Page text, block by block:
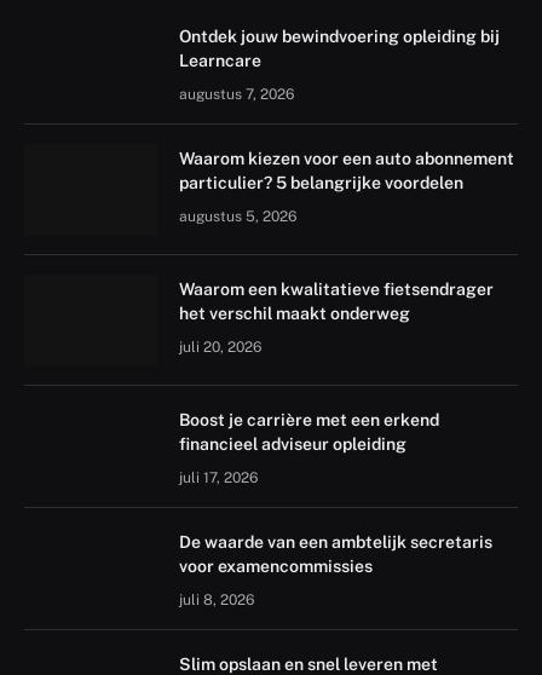
Ontdek jouw bewindvoering opleiding bij
Learncare
augustus 7, 2026
Waarom kiezen voor een auto abonnement
particulier? 5 belangrijke voordelen
augustus 5, 2026
Waarom een kwalitatieve fietsendrager
het verschil maakt onderweg
juli 20, 2026
Boost je carrière met een erkend
financieel adviseur opleiding
juli 17, 2026
De waarde van een ambtelijk secretaris
voor examencommissies
juli 8, 2026
Slim opslaan en snel leveren met